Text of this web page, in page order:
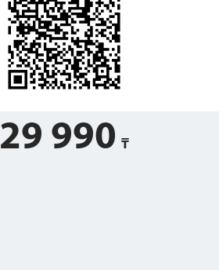
29 990